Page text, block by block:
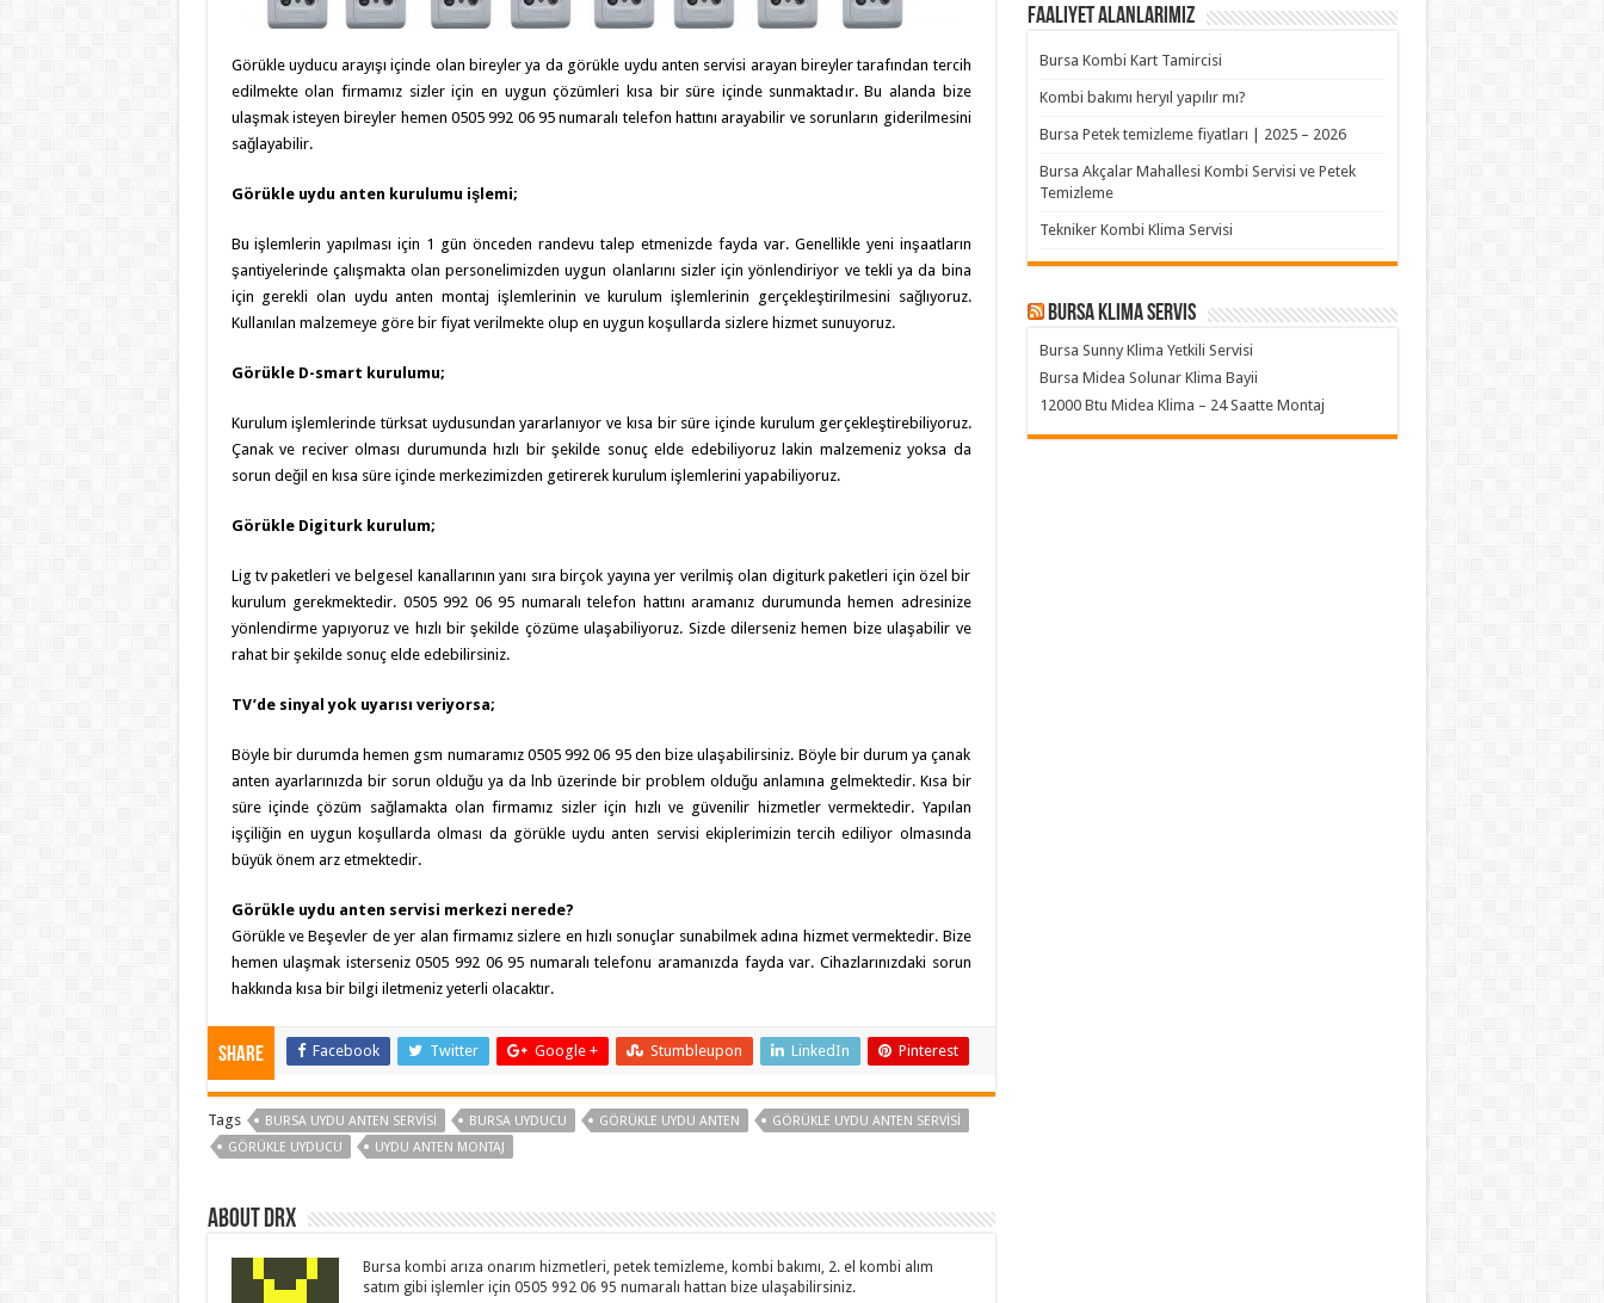
Görükle uyducu arayışı içinde olan bireyler ya da görükle uydu anten servisi arayan bireyler tarafından tercih
edilmekte olan firmamız sizler için en uygun çözümleri kısa bir süre içinde sunmaktadır. Bu alanda bize
ulaşmak isteyen bireyler hemen 0505 992 06 95 numaralı telefon hattını arayabilir ve sorunların giderilmesini
sağlayabilir.
Görükle uydu anten kurulumu işlemi;
Bu işlemlerin yapılması için 1 gün önceden randevu talep etmenizde fayda var. Genellikle yeni inşaatların
şantiyelerinde çalışmakta olan personelimizden uygun olanlarını sizler için yönlendiriyor ve tekli ya da bina
için gerekli olan uydu anten montaj işlemlerinin ve kurulum işlemlerinin gerçekleştirilmesini sağlıyoruz.
Kullanılan malzemeye göre bir fiyat verilmekte olup en uygun koşullarda sizlere hizmet sunuyoruz.
Görükle D-smart kurulumu;
Kurulum işlemlerinde türksat uydusundan yararlanıyor ve kısa bir süre içinde kurulum gerçekleştirebiliyoruz.
Çanak ve reciver olması durumunda hızlı bir şekilde sonuç elde edebiliyoruz lakin malzemeniz yoksa da
sorun değil en kısa süre içinde merkezimizden getirerek kurulum işlemlerini yapabiliyoruz.
Görükle Digiturk kurulum;
Lig tv paketleri ve belgesel kanallarının yanı sıra birçok yayına yer verilmiş olan digiturk paketleri için özel bir
kurulum gerekmektedir. 0505 992 06 95 numaralı telefon hattını aramanız durumunda hemen adresinize
yönlendirme yapıyoruz ve hızlı bir şekilde çözüme ulaşabiliyoruz. Sizde dilerseniz hemen bize ulaşabilir ve
rahat bir şekilde sonuç elde edebilirsiniz.
TV’de sinyal yok uyarısı veriyorsa;
Böyle bir durumda hemen gsm numaramız 0505 992 06 95 den bize ulaşabilirsiniz. Böyle bir durum ya çanak
anten ayarlarınızda bir sorun olduğu ya da lnb üzerinde bir problem olduğu anlamına gelmektedir. Kısa bir
süre içinde çözüm sağlamakta olan firmamız sizler için hızlı ve güvenilir hizmetler vermektedir. Yapılan
işçiliğin en uygun koşullarda olması da görükle uydu anten servisi ekiplerimizin tercih ediliyor olmasında
büyük önem arz etmektedir.
Görükle uydu anten servisi merkezi nerede?
Görükle ve Beşevler de yer alan firmamız sizlere en hızlı sonuçlar sunabilmek adına hizmet vermektedir. Bize
hemen ulaşmak isterseniz 0505 992 06 95 numaralı telefonu aramanızda fayda var. Cihazlarınızdaki sorun
hakkında kısa bir bilgi iletmeniz yeterli olacaktır.
Share Facebook Twitter Google + Stumbleupon LinkedIn Pinterest
Tags BURSA UYDU ANTEN SERVISI BURSA UYDUCU GÖRÜKLE UYDU ANTEN
GÖRÜKLE UYDU ANTEN SERVISI
GÖRÜKLE UYDUCU
UYDU ANTEN MONTAJ
About drx
Bursa kombi arıza onarım hizmetleri, petek temizleme, kombi bakımı, 2. el kombi alım
satım gibi işlemler için 0505 992 06 95 numaralı hattan bize ulaşabilirsiniz.
Faaliyet Alanlarımız
Bursa Kombi Kart Tamircisi
Kombi bakımı heryıl yapılır mı?
Bursa Petek temizleme fiyatları | 2025 – 2026
Bursa Akçalar Mahallesi Kombi Servisi ve Petek
Temizleme
Tekniker Kombi Klima Servisi
Bursa klima servis
Bursa Sunny Klima Yetkili Servisi
Bursa Midea Solunar Klima Bayii
12000 Btu Midea Klima – 24 Saatte Montaj